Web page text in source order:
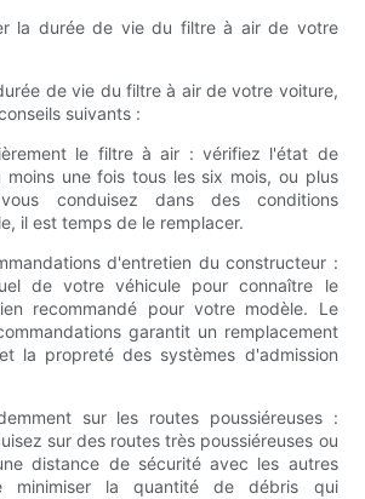
la durée de vie du filtre à air de votre
de vie du filtre à air de votre voiture,
suivants :
le filtre à air : vérifiez l'état de
une fois tous les six mois, ou plus
conduisez dans des conditions
il est temps de le remplacer.
d'entretien du constructeur :
de votre véhicule pour connaître le
recommandé pour votre modèle. Le
garantit un remplacement
la propreté des systèmes d'admission
sur les routes poussiéreuses :
sur des routes très poussiéreuses ou
distance de sécurité avec les autres
minimiser la quantité de débris qui